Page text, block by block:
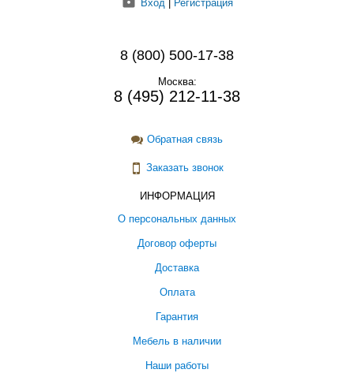
8 (800) 500-17-38
Москва:
8 (495) 212-11-38
Обратная связь
Заказать звонок
ИНФОРМАЦИЯ
О персональных данных
Договор оферты
Доставка
Оплата
Гарантия
Мебель в наличии
Наши работы